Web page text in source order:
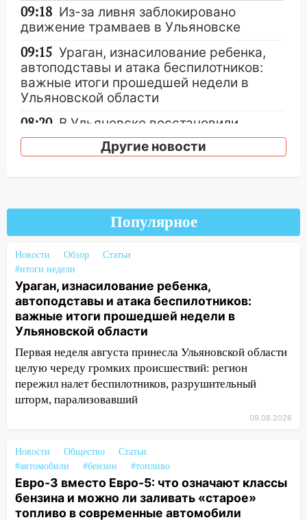
09:18 Из-за ливня заблокировано
движение трамваев в Ульяновске
09:15 Ураган, изнасилование ребенка,
автоподставы и атака беспилотников:
важные итоги прошедшей недели в
Ульяновской области
08:20 В Ульяновске восстановили
трамвайную и троллейбусную
инфраструктуру после шторма.
На Ульяновск снова надвигается
непогода
07:30
Евро-3 вместо Евро-5: что
означают классы бензина и можно ли
заливать «старое» топливо в
современные автомобили
06:30 Какая погода будет в Ульяновской
области днем 9 августа
05:05 День, когда всё может
измениться: гороскоп на 9 августа —
три знака получат шанс, который нельзя
20:10
Во время урагана в Ульяновске на
Волге перевернулась лодка
19:55 В Ульяновске упавшее дерево
заблокировало в машине двух женщин
Другие новости
Популярное
Новости Обзор
Статьи
#итоги недели
Ураган, изнасилование ребенка,
автоподставы и атака беспилотников:
важные итоги прошедшей недели в
Ульяновской области
Первая неделя августа принесла Ульяновской области
целую череду громких происшествий: регион
пережил налет беспилотников, разрушительный
шторм, парализовавший
09.08.2026
Новости Общество
Статьи
#автомобили
#бензин #топливо
Евро-3 вместо Евро-5: что означают классы
бензина и можно ли заливать «старое»
топливо в современные автомобили